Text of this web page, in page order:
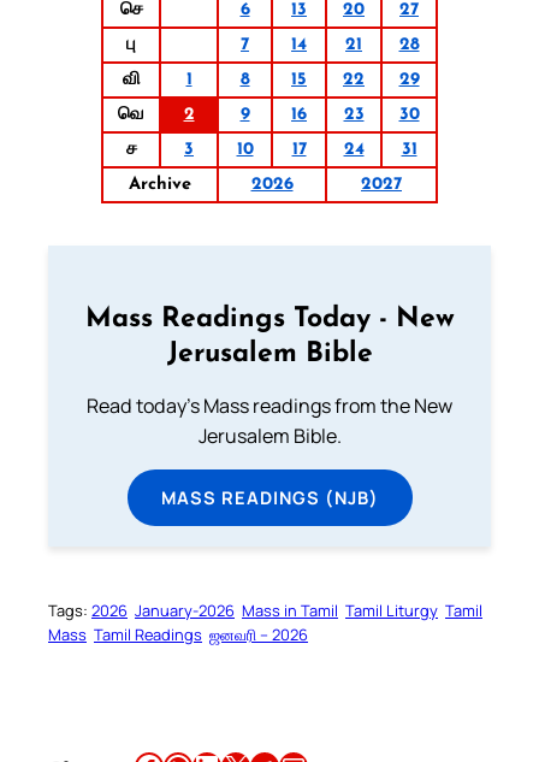
செ
6 13 20
27
பு
7 14 21
28
வி
1 8 15 22
29
வெ
2 9 16 23
30
ச
3 10 17 24
31
Archive
2026 2027
Mass Readings Today - New
Jerusalem Bible
Read today's Mass readings from the New
Jerusalem Bible.
MASS READINGS (NJB)
Tags: 2026 January-2026 Mass in Tamil Tamil Liturgy Tamil
Mass Tamil Readings ஜனவரி – 2026